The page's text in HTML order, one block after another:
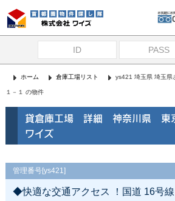
ホーム 倉庫工場リスト ys421 埼玉県 埼玉県
１－１ の物件
貸倉庫工場 詳細 神奈川県
ワイズ
管理番号[ys421]
◆快適な交通アクセス ！国道 16号